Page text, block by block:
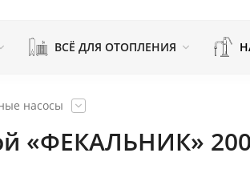
ВСЁ ДЛЯ ОТОПЛЕНИЯ
насосы
«ФЕКАЛЬНИК»